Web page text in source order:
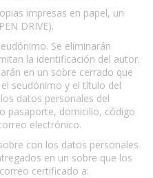
impresas en papel, un
DRIVE).
Se eliminarán
la identificación del autor.
en un sobre cerrado que
seudónimo y el título del
datos personales del
pasaporte, domicilio, código
electrónico.
con los datos personales
en un sobre que los
certificado a: